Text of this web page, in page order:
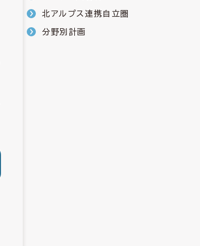
北アルプス連携自立圏
分野別計画